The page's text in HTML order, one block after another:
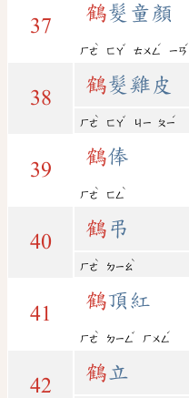
37
鶴髮童顏
ㄏㄜ
ˋ
ㄈㄚ
ˇ
ㄊㄨㄥ
ˊ
ㄧㄢ
ˊ
38
鶴髮雞皮
ㄏㄜ
ˋ
ㄈㄚ
ˇ
ㄐㄧ ㄆㄧ
ˊ
39
鶴俸
ㄏㄜ
ˋ
ㄈㄥ
ˋ
40
鶴 弔
ㄏㄜ
ˋ
ㄉㄧㄠ
ˋ
41
鶴頂紅
ㄏㄜ
ˋ
ㄉㄧㄥ
ˇ
ㄏㄨㄥ
ˊ
42
鶴立